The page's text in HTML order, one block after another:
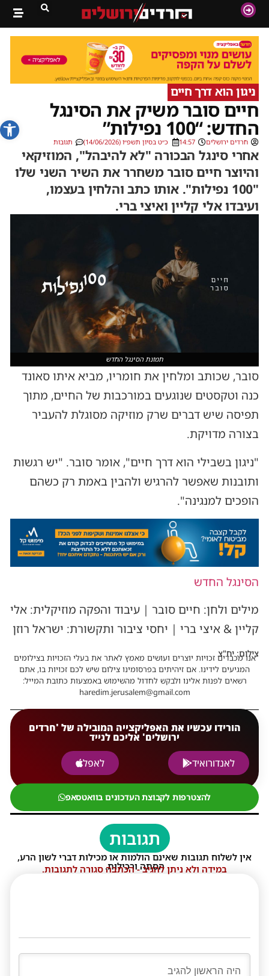
פתח
ניגון הוא דרך חיים
חיים סובר משיק את הסינגל
החדש: “100 נפילות”
חרדים ירושלים 14:57 כ״ט בסיון תשפ״ו (14/06/2026) תגובות
אחרי סינגל הבכורה "לא להיבהל", המוזיקאי
והיוצר חיים סובר משחרר את השיר השני שלו
"100 נפילות". אותו כתב והלחין בעצמו,
ועיבדו אלי קליין ואיצי ברי.
תמונת הסינגל החדש
סובר, שכותב ומלחין את חומריו, מביא איתו סאונד
כנה וטקסטים שנוגעים במורכבות של החיים, מתוך
תפיסה שיש דברים שרק מוזיקה מסוגלת להעביר
בצורה מדויקת.
"ניגון בשבילי הוא דרך חיים", אומר סובר. "יש רגשות
ותובנות שאפשר להרגיש ולהבין באמת רק כשהם
הופכים למנגינה".
הסינגל החדש
מילים ולחן: חיים סובר | עיבוד והפקה מוזיקלית: אלי
קליין & איצי ברי | יחסי ציבור ותקשורת: ישראל רוזן
צילום: יח"צ
אנו מכבדים זכויות יוצרים ועושים מאמץ לאתר את בעלי הזכויות בצילומים
המגיעים לידינו. אם זיהיתים בפרסומינו צילום שיש לכם זכויות בו, אתם
רשאים לפנות אלינו ולבקש לחדול מהשימוש באמצעות כתובת המייל:
haredim.jerusalem@gmail.com
הורידו עכשיו את האפליקצייה המובילה של 'חרדים
ירושלים' אליכם לנייד
לאנדורואיד
לאפל
להצטרפות לקבוצת העדכונים בוואטסאפ
תגובות
אין לשלוח תגובות שאינם הולמות או מכילות דברי לשון הרע,
הסתה ורכילות.
במידה ולא ניתן להגיב - הכתבה סגורה לתגובות.